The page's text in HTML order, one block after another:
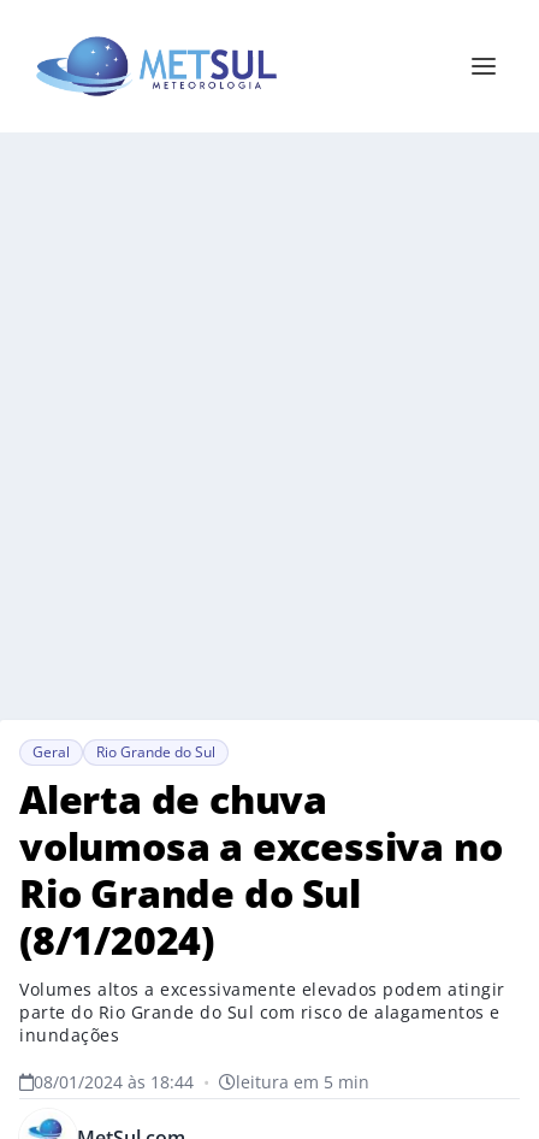
Geral Rio Grande do Sul
Alerta de chuva
volumosa a excessiva no
Rio Grande do Sul
(8/1/2024)
Volumes altos a excessivamente elevados podem atingir
parte do Rio Grande do Sul com risco de alagamentos e
inundações
08/01/2024 às 18:44 • leitura em 5 min